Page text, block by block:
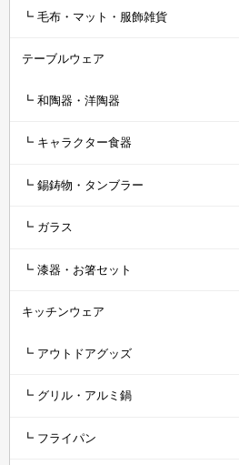
┗ 毛布・マット・服飾雑貨
テーブルウェア
┗ 和陶器・洋陶器
┗ キャラクター食器
┗ 錫鋳物・タンブラー
┗ ガラス
┗ 漆器・お箸セット
キッチンウェア
┗ アウトドアグッズ
┗ グリル・アルミ鍋
┗ フライパン